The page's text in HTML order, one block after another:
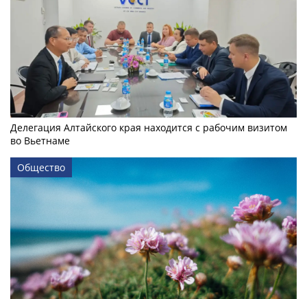
Делегация Алтайского края находится с рабочим визитом
во Вьетнаме
Общество